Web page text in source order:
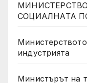
СОЦИАЛНАТА
индустрията
Министърът на